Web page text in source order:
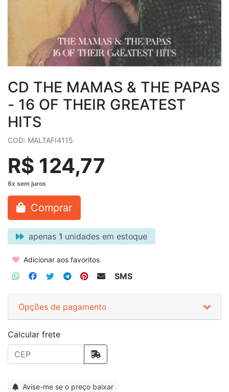
CD THE MAMAS & THE PAPAS
- 16 OF THEIR GREATEST
HITS
COD: MALTAFI4115
R$ 124,77
Comprar
apenas 1 unidades em estoque
Adicionar aos favoritos
SMS
Opções de pagamento
Calcular frete
Avise-me se o preço baixar